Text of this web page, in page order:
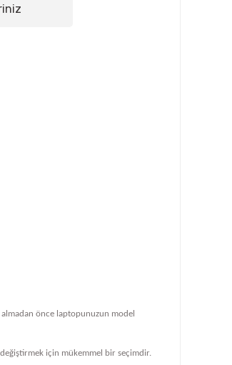
almadan önce laptopunuzun model
değiştirmek için mükemmel bir seçimdir.